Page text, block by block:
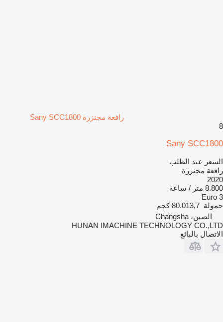
رافعة مجنزرة Sany SCC1800
8
Sany SCC1800
السعر عند الطلب
رافعة مجنزرة
2020
8.800 متر / ساعة
Euro 3
حمولة 80.013,7 كجم
الصين، Changsha
HUNAN IMACHINE TECHNOLOGY CO.,LTD
الاتصال بالبائع